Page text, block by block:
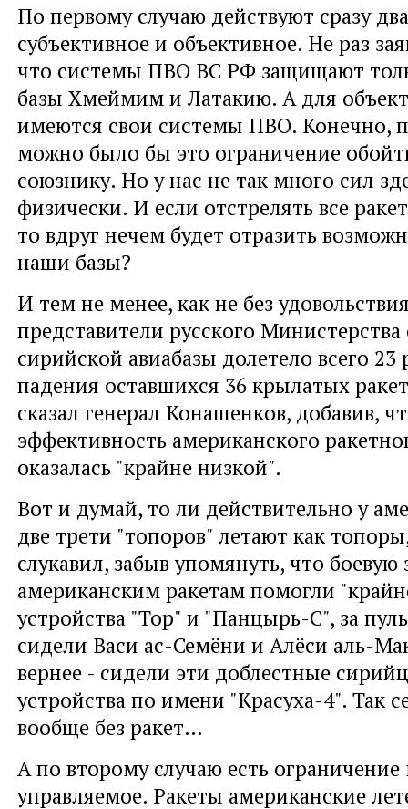
По первому случаю действуют сразу
субъективное и объективное. Не раз
что системы ПВО ВС РФ защищают
базы Хмеймим и Латакию. А для
имеются свои системы ПВО. Конечно,
можно было бы это ограничение
союзнику. Но у нас не так много сил
физически. И если отстрелять все
то вдруг нечем будет отразить
наши базы?
И тем не менее, как не без
представители русского
сирийской авиабазы долетело всего
падения оставшихся 36 крылатых
сказал генерал Конашенков, добавив,
эффективность американского
оказалась "крайне низкой".
Вот и думай, то ли действительно у
две трети "топоров" летают как
слукавил, забыв упомянуть, что
американским ракетам помогли
устройства "Тор" и "Панцырь-С", за
сидели Васи ас-Семёни и Алёси аль-
вернее - сидели эти доблестные
устройства по имени "Красуха-4". Так
вообще без ракет…
А по второму случаю есть ограничение
управляемое. Ракеты американские